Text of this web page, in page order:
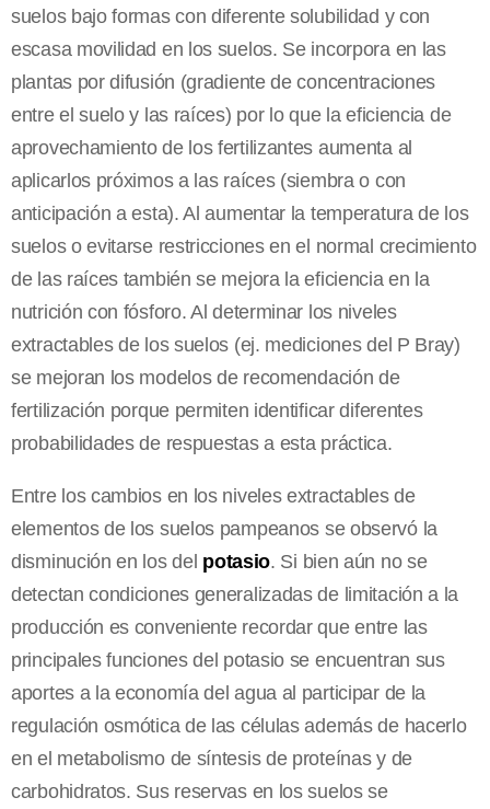
suelos bajo formas con diferente solubilidad y con
escasa movilidad en los suelos. Se incorpora en las
plantas por difusión (gradiente de concentraciones
entre el suelo y las raíces) por lo que la eficiencia de
aprovechamiento de los fertilizantes aumenta al
aplicarlos próximos a las raíces (siembra o con
anticipación a esta). Al aumentar la temperatura de los
suelos o evitarse restricciones en el normal crecimiento
de las raíces también se mejora la eficiencia en la
nutrición con fósforo. Al determinar los niveles
extractables de los suelos (ej. mediciones del P Bray)
se mejoran los modelos de recomendación de
fertilización porque permiten identificar diferentes
probabilidades de respuestas a esta práctica.
Entre los cambios en los niveles extractables de
elementos de los suelos pampeanos se observó la
disminución en los del potasio. Si bien aún no se
detectan condiciones generalizadas de limitación a la
producción es conveniente recordar que entre las
principales funciones del potasio se encuentran sus
aportes a la economía del agua al participar de la
regulación osmótica de las células además de hacerlo
en el metabolismo de síntesis de proteínas y de
carbohidratos. Sus reservas en los suelos se